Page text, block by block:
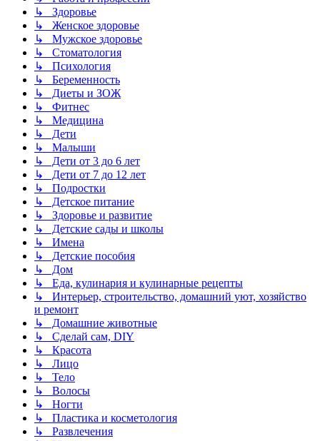
↳ Здоровье
↳ Женское здоровье
↳ Мужское здоровье
↳ Стоматология
↳ Психология
↳ Беременность
↳ Диеты и ЗОЖ
↳ Фитнес
↳ Медицина
↳ Дети
↳ Малыши
↳ Дети от 3 до 6 лет
↳ Дети от 7 до 12 лет
↳ Подростки
↳ Детское питание
↳ Здоровье и развитие
↳ Детские сады и школы
↳ Имена
↳ Детские пособия
↳ Дом
↳ Еда, кулинария и кулинарные рецепты
↳ Интерьер, строительство, домашний уют, хозяйство
и ремонт
↳ Домашние животные
↳ Сделай сам, DIY
↳ Красота
↳ Лицо
↳ Тело
↳ Волосы
↳ Ногти
↳ Пластика и косметология
↳ Развлечения